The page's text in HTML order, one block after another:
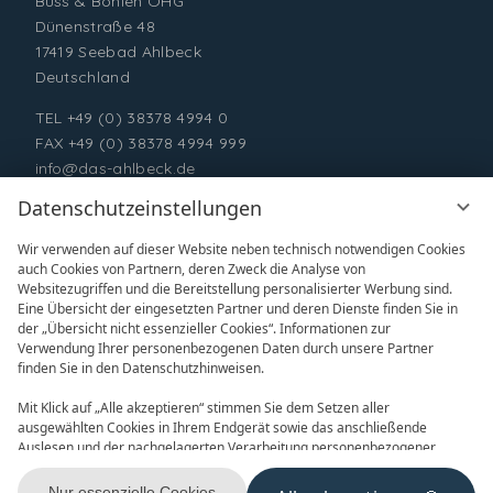
Datenschutzeinstellungen
Wir verwenden auf dieser Website neben technisch notwendigen Cookies
auch Cookies von Partnern, deren Zweck die Analyse von
Websitezugriffen und die Bereitstellung personalisierter Werbung sind.
Eine Übersicht der eingesetzten Partner und deren Dienste finden Sie in
der „Übersicht nicht essenzieller Cookies“. Informationen zur
Verwendung Ihrer personenbezogenen Daten durch unsere Partner
finden Sie in den Datenschutzhinweisen.
Mit Klick auf „Alle akzeptieren“ stimmen Sie dem Setzen aller
ausgewählten Cookies in Ihrem Endgerät sowie das anschließende
Auslesen und der nachgelagerten Verarbeitung personenbezogener
Daten (z.B. Ihrer IP-Adresse) durch uns und unseren Partnern zu. Falls
Sie damit nicht einverstanden sind, klicken Sie bitte auf „Nur essenzielle
Dünenstraße 48
17419 Seebad Ahlbeck
Deutschland
TEL +49 (0) 38378 4994 0
FAX +49 (0) 38378 4994 999
info@das-ahlbeck.de
ONLINE BUCHEN ANFRAGEN